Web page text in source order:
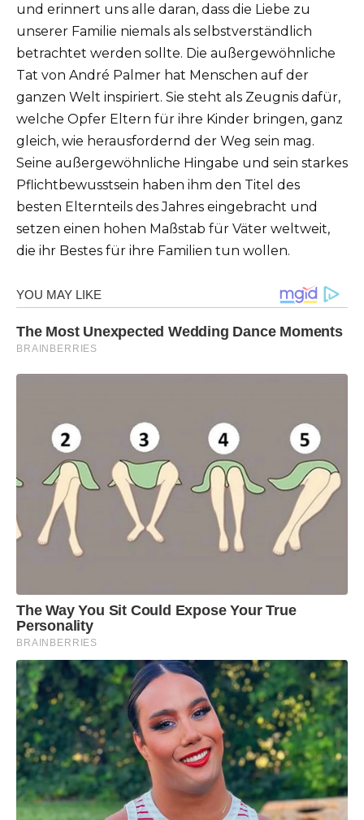
und erinnert uns alle daran, dass die Liebe zu
unserer Familie niemals als selbstverständlich
betrachtet werden sollte. Die außergewöhnliche
Tat von André Palmer hat Menschen auf der
ganzen Welt inspiriert. Sie steht als Zeugnis dafür,
welche Opfer Eltern für ihre Kinder bringen, ganz
gleich, wie herausfordernd der Weg sein mag.
Seine außergewöhnliche Hingabe und sein starkes
Pflichtbewusstsein haben ihm den Titel des
besten Elternteils des Jahres eingebracht und
setzen einen hohen Maßstab für Väter weltweit,
die ihr Bestes für ihre Familien tun wollen.